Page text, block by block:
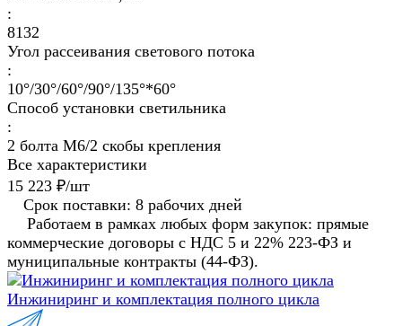
:
8132
Угол рассеивания светового потока
:
10°/30°/60°/90°/135°*60°
Способ установки светильника
:
2 болта М6/2 скобы крепления
Все характеристики
15 223 ₽/шт
Срок поставки: 8 рабочих дней
Работаем в рамках любых форм закупок: прямые
коммерческие договоры с НДС 5 и 22% 223-ФЗ и
муниципальные контракты (44-ФЗ).
Инжиниринг и комплектация полного цикла